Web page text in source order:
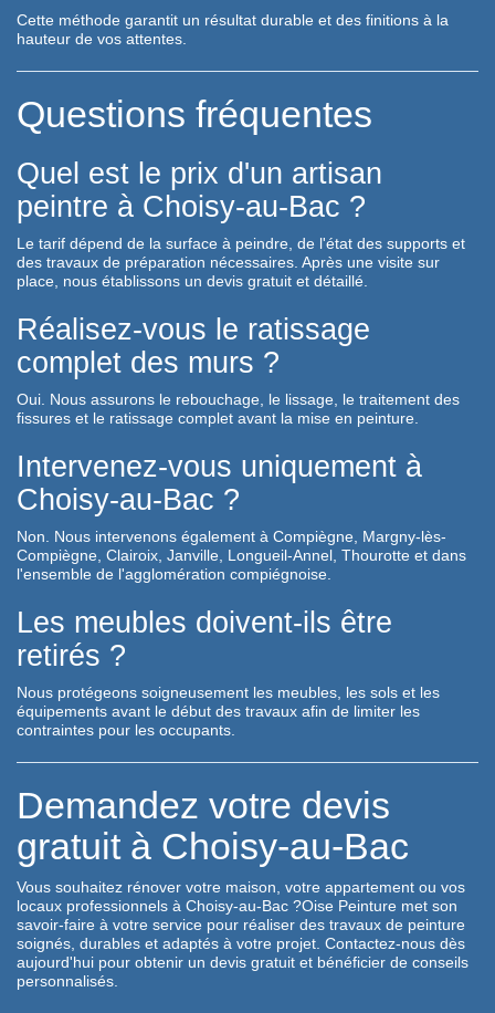
Cette méthode garantit un résultat durable et des finitions à la
hauteur de vos attentes.
Questions fréquentes
Quel est le prix d'un artisan
peintre à Choisy-au-Bac ?
Le tarif dépend de la surface à peindre, de l'état des supports et
des travaux de préparation nécessaires. Après une visite sur
place, nous établissons un devis gratuit et détaillé.
Réalisez-vous le ratissage
complet des murs ?
Oui. Nous assurons le rebouchage, le lissage, le traitement des
fissures et le ratissage complet avant la mise en peinture.
Intervenez-vous uniquement à
Choisy-au-Bac ?
Non. Nous intervenons également à Compiègne, Margny-lès-
Compiègne, Clairoix, Janville, Longueil-Annel, Thourotte et dans
l'ensemble de l'agglomération compiégnoise.
Les meubles doivent-ils être
retirés ?
Nous protégeons soigneusement les meubles, les sols et les
équipements avant le début des travaux afin de limiter les
contraintes pour les occupants.
Demandez votre devis
gratuit à Choisy-au-Bac
Vous souhaitez rénover votre maison, votre appartement ou vos
locaux professionnels à Choisy-au-Bac ?Oise Peinture met son
savoir-faire à votre service pour réaliser des travaux de peinture
soignés, durables et adaptés à votre projet. Contactez-nous dès
aujourd'hui pour obtenir un devis gratuit et bénéficier de conseils
personnalisés.